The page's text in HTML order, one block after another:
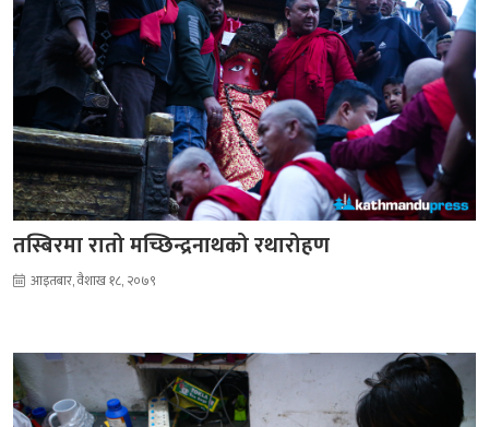
तस्बिरमा रातो मच्छिन्द्रनाथको रथारोहण
आइतबार, वैशाख १८, २०७९